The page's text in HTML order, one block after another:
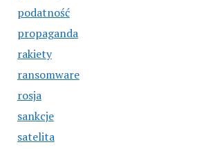
podatność
propaganda
rakiety
ransomware
rosja
sankcje
satelita